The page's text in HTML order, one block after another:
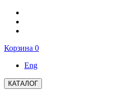
Корзина 0
Eng
КАТАЛОГ